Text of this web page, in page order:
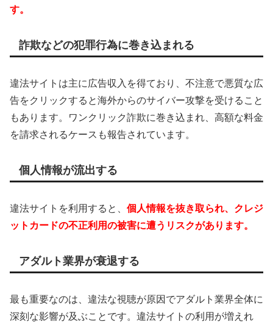
す。
詐欺などの犯罪行為に巻き込まれる
違法サイトは主に広告収入を得ており、不注意で悪質な広
告をクリックすると海外からのサイバー攻撃を受けること
もあります。ワンクリック詐欺に巻き込まれ、高額な料金
を請求されるケースも報告されています。
個人情報が流出する
違法サイトを利用すると、 個人情報を抜き取られ、クレジ
ットカードの不正利用の被害に遭うリスクがあります。
アダルト業界が衰退する
最も重要なのは、違法な視聴が原因でアダルト業界全体に
深刻な影響が及ぶことです。違法サイトの利用が増えれ